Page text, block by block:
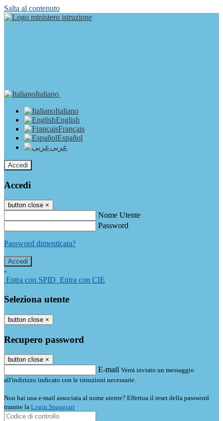
Salta al contenuto
Italiano
Italiano
English
Français
Español
عربى
Accedi
Accedi
button close ×
Nome Utente
Password
Password dimenticata?
-
Entra con SPID Entra con CIE
Seleziona utente
button close ×
Recupero password
button close ×
E-mail Verrà inviato un messaggio
all'indirizzo indicato con le istruzioni necessarie.
Non hai una e-mail associata al nome utente? Effettua il reset della password
tramite la Login Spaggiari